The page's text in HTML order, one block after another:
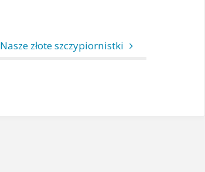
Nasze złote szczypiornistki